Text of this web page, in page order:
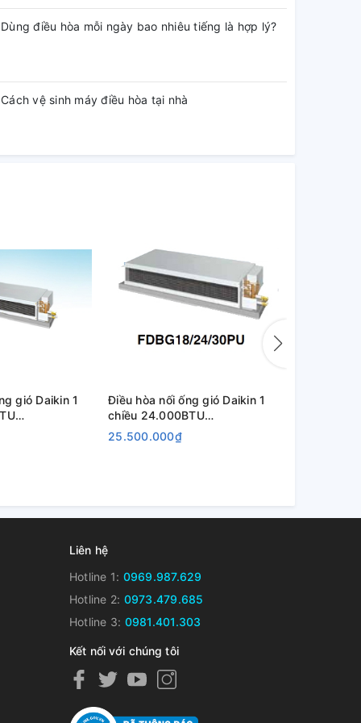
Dùng điều hòa mỗi ngày bao nhiêu tiếng là hợp lý?
Cách vệ sinh máy điều hòa tại nhà
gió Daikin 1
RNQ21MV1V
Điều hòa nối ống gió Daikin 1
chiều 24.000BTU
FDBNQ24MV1V/RNQ24MV1V
25.500.000₫
Liên hệ
Hotline 1: 0969.987.629
Hotline 2: 0973.479.685
Hotline 3: 0981.401.303
Kết nối với chúng tôi